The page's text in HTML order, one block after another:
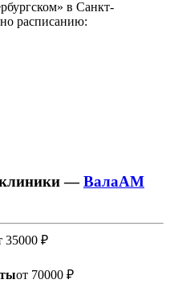
в Санкт-
расписанию:
клиники —ВалаАМ
35000 ₽
от 70000 ₽